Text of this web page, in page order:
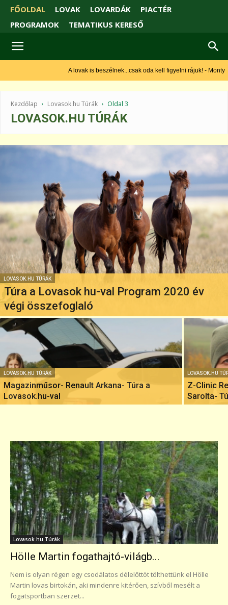
FŐOLDAL LOVAK LOVARDÁK
PIACTÉR
PROGRAMOK
TEMATIKUS KERESŐ
A lovak is beszélnek...csak oda kell figyelni rájuk! - Monty
Roberts
Kezdőlap Lovasok.hu Túrák Oldal 3
LOVASOK.HU TÚRÁK
LOVASOK.HU TÚRÁK
Túra a Lovasok hu-val Program 2020 év
végi összefoglaló
LOVASOK.HU TÚRÁK
Magazinműsor- Renault Arkana- Túra a
Lovasok.hu-val
LOVASOK.HU
Z-Clinic
Sarolta-
Lovasok.hu Túrák
Hölle Martin fogathajtó-világb...
Nem is olyan régen egy csodálatos délelőttöt tölthettünk el Hölle
Martin lovas birtokán, aki mindenre kitérően, szívből mesélt a
fogatsportban szerzet...